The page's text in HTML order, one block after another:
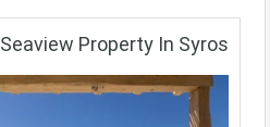
Seaview Property In Syros